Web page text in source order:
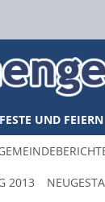
FESTE UND FEIERN
2013